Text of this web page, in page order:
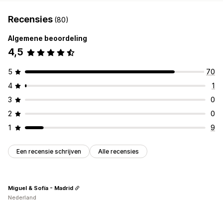
Recensies (80)
Algemene beoordeling
4,5
5
70
4
1
3
0
2
0
1
9
Een recensie schrijven Alle recensies
Miguel & Sofía - Madrid
Nederland